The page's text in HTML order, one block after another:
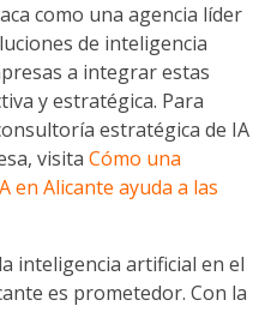
como una agencia líder
de inteligencia
a integrar estas
y estratégica. Para
estratégica de IA
visita Cómo una
en Alicante ayuda a las
inteligencia artificial en el
es prometedor. Con la